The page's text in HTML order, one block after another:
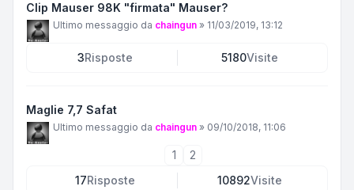
Clip Mauser 98K "firmata" Mauser?
Ultimo messaggio da chaingun » 11/03/2019, 13:12
3Risposte 5180Visite
Maglie 7,7 Safat
Ultimo messaggio da chaingun » 09/10/2018, 11:06
1
2
17Risposte 10892Visite